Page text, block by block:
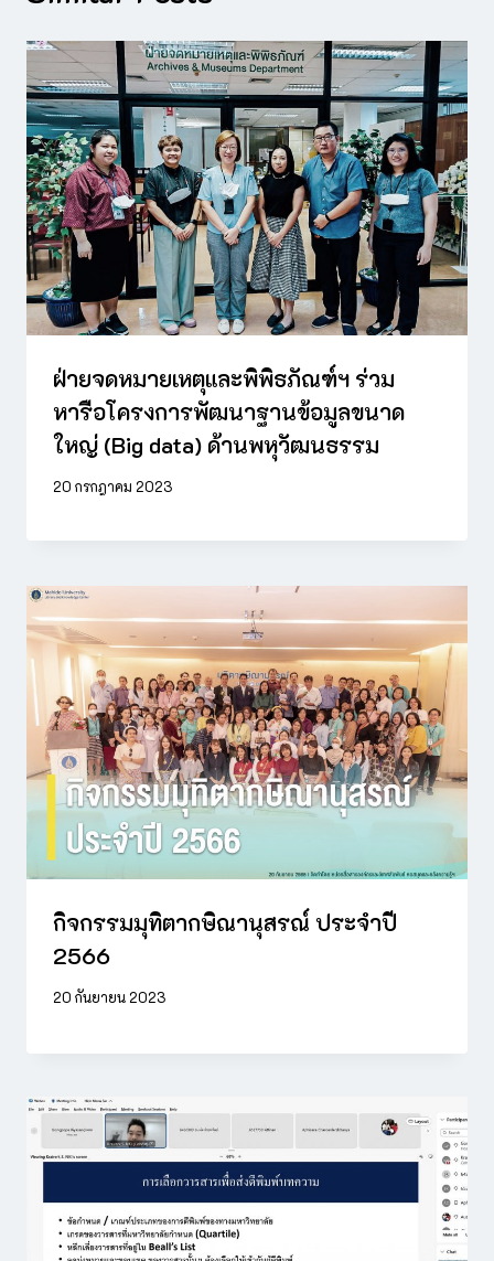
ฝ่ายจดหมายเหตุและพิพิธภัณฑ์ฯ ร่วม
หารือโครงการพัฒนาฐานข้อมูลขนาด
ใหญ่ (Big data) ด้านพหุวัฒนธรรม
20 กรกฎาคม 2023
กิจกรรมมุทิตากษิณานุสรณ์ ประจำปี
2566
20 กันยายน 2023